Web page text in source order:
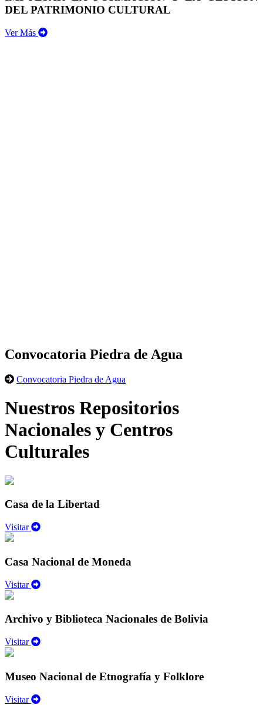
DEL PATRIMONIO CULTURAL
Ver Más
Convocatoria Piedra de Agua
Convocatoria Piedra de Agua
Nuestros Repositorios
Nacionales y Centros
Culturales
Casa de la Libertad
Visitar
Casa Nacional de Moneda
Visitar
Archivo y Biblioteca Nacionales de Bolivia
Visitar
Museo Nacional de Etnografía y Folklore
Visitar